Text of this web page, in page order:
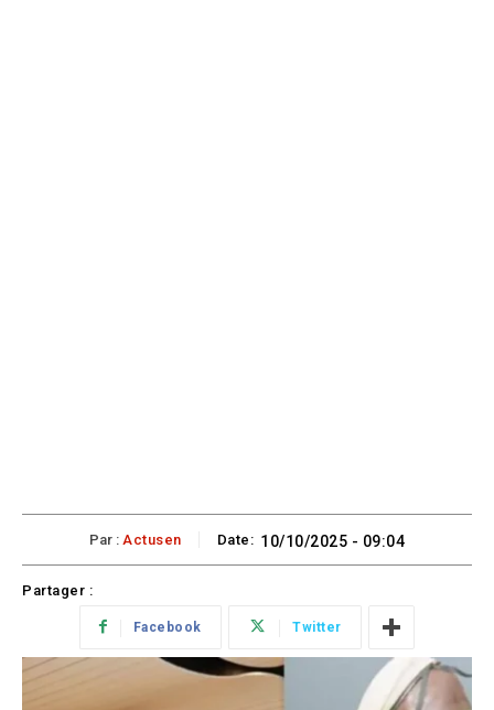
Par : Actusen Date: 10/10/2025 - 09:04
Partager :
Facebook Twitter